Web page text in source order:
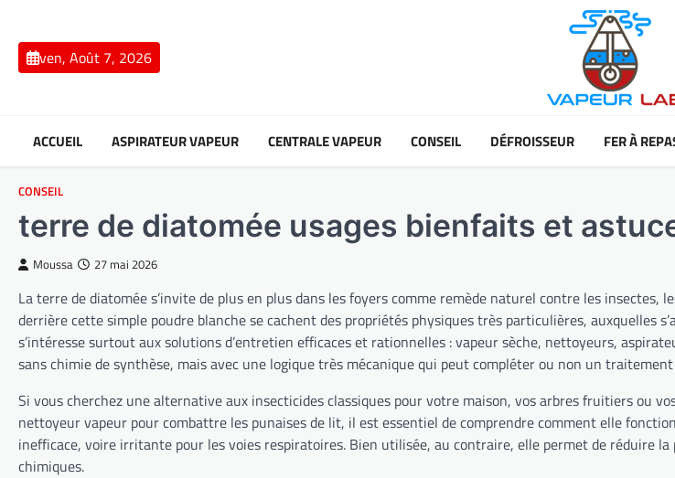
contentven, Août 7, 2026
ACCUEIL ASPIRATEUR VAPEUR CENTRALE VAPEUR CONSEIL DÉFROISSEUR FER À
CONSEIL
terre de diatomée usages bienfaits et
Moussa 27 mai 2026
La terre de diatomée s’invite de plus en plus dans les foyers comme remède naturel contre les
derrière cette simple poudre blanche se cachent des propriétés physiques très particulières, auxquelles
s’intéresse surtout aux solutions d’entretien efficaces et rationnelles : vapeur sèche, nettoyeurs,
sans chimie de synthèse, mais avec une logique très mécanique qui peut compléter ou non un
Si vous cherchez une alternative aux insecticides classiques pour votre maison, vos arbres fruitiers ou
nettoyeur vapeur pour combattre les punaises de lit, il est essentiel de comprendre comment elle
inefficace, voire irritante pour les voies respiratoires. Bien utilisée, au contraire, elle permet de réduire
chimiques.